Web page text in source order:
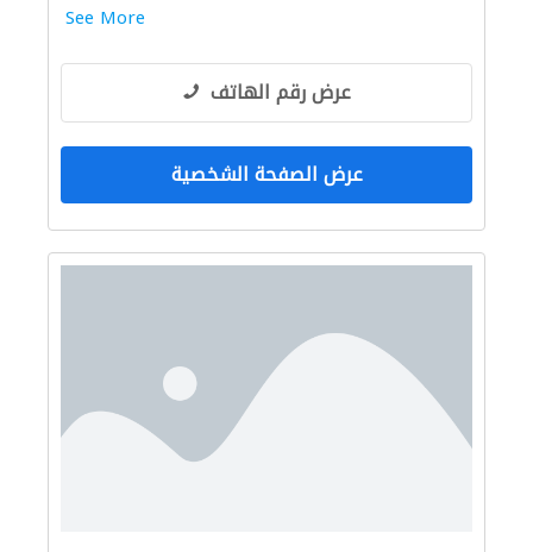
See More
عرض رقم الهاتف
عرض الصفحة الشخصية